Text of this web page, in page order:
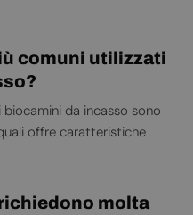
comuni utilizzati
da incasso sono
offre caratteristiche
molta